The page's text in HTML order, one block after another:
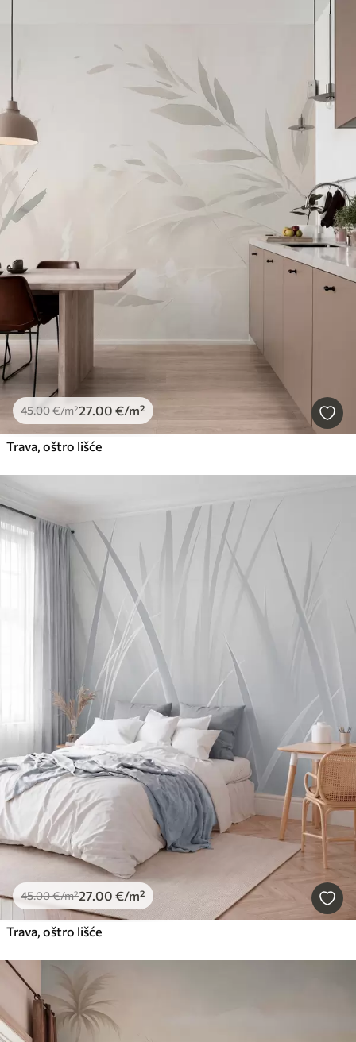
45.00€/m²27.00 €/m²
Trava, oštro lišće
45.00€/m²27.00 €/m²
Trava, oštro lišće